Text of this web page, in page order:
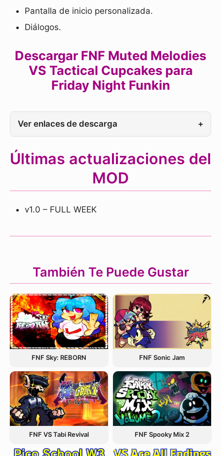
Pantalla de inicio personalizada.
Diálogos.
Descargar FNF Muted Melodies
VS Tactical Cupcakes para
Friday Night Funkin
Ver enlaces de descarga +
Últimas actualizaciones del
MOD
v1.0 – FULL WEEK
También Te Puede Gustar
FNF Sky: REBORN FNF Sonic Jam
FNF VS Tabi Revival FNF Spooky Mix 2